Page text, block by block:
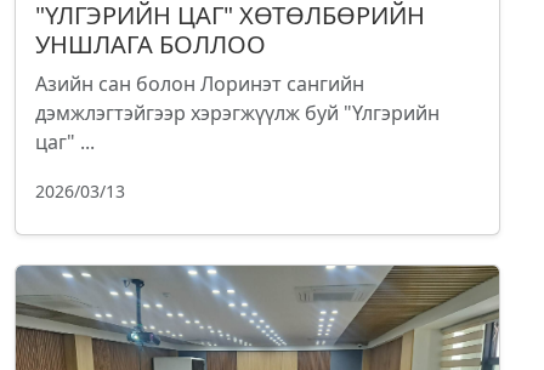
"ҮЛГЭРИЙН ЦАГ" ХӨТӨЛБӨРИЙН
УНШЛАГА БОЛЛОО
Азийн сан болон Лоринэт сангийн
дэмжлэгтэйгээр хэрэгжүүлж буй "Үлгэрийн
цаг" ...
2026/03/13